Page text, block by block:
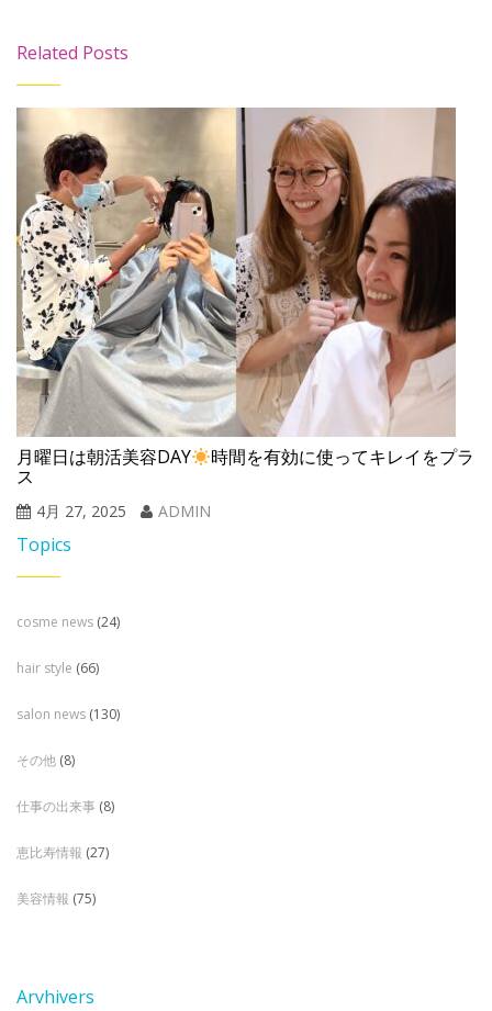
Related Posts
月曜日は朝活美容DAY 時間を有効に使ってキレイをプラ
ス
4月 27, 2025 ADMIN
Topics
cosme news (24)
hair style (66)
salon news (130)
その他 (8)
仕事の出来事 (8)
恵比寿情報 (27)
美容情報 (75)
Arvhivers